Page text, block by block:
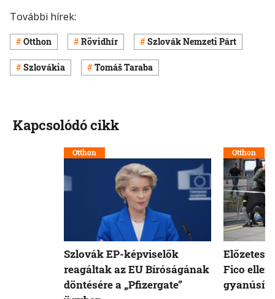
További hírek:
Otthon Rövidhír Szlovák Nemzeti Párt
Szlovákia Tomáš Taraba
Kapcsolódó cikk
Otthon
Szlovák EP-képviselők
reagáltak az EU Bíróságának
döntésére a „Pfizergate”
Otthon
Fico